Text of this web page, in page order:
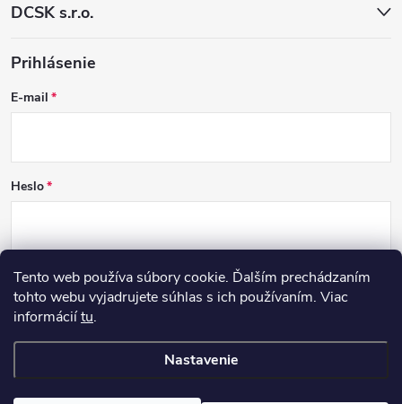
Tento web používa súbory cookie. Ďalším prechádzaním
tohto webu vyjadrujete súhlas s ich používaním. Viac
informáciítu.
Nastavenie
DCSK s.r.o.
Prihlásenie
E-mail
Heslo
PRIHLÁSIŤ SA